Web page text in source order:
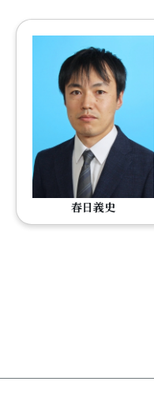
春日義史